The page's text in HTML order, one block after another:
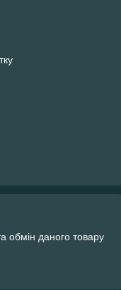
обмін даного товару